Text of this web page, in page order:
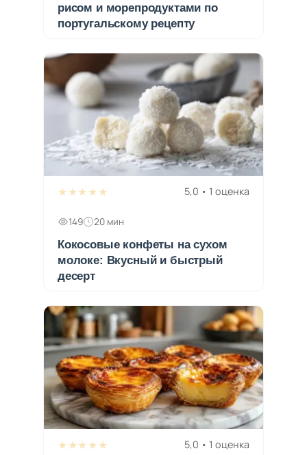
рисом и морепродуктами по
португальскому рецепту
★★★★★ 5,0 • 1 оценка
149 20 мин
Кокосовые конфеты на сухом
молоке: Вкусный и быстрый
десерт
★★★★★ 5,0 • 1 оценка